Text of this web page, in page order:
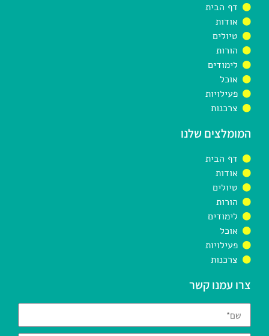
דף הבית
אודות
טיולים
הורות
לימודים
אוכל
פעילויות
צרכנות
המומלצים שלנו
דף הבית
אודות
טיולים
הורות
לימודים
אוכל
פעילויות
צרכנות
צרו עמנו קשר